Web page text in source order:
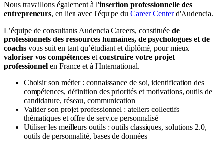
Nous travaillons également à l'insertion professionnelle des
entrepreneurs, en lien avec l'équipe du Career Centerd'Audencia.
L’équipe de consultants Audencia Careers, constituée de
professionnels des ressources humaines, de psychologues et de
coachs vous suit en tant qu’étudiant et diplômé, pour mieux
valoriser vos compétences et construire votre projet
professionnel en France et à l'International.
Choisir son métier : connaissance de soi, identification des
compétences, définition des priorités et motivations, outils de
candidature, réseau, communication
Valider son projet professionnel : ateliers collectifs
thématiques et offre de service personnalisé
Utiliser les meilleurs outils : outils classiques, solutions 2.0,
outils de personnalité, bases de données